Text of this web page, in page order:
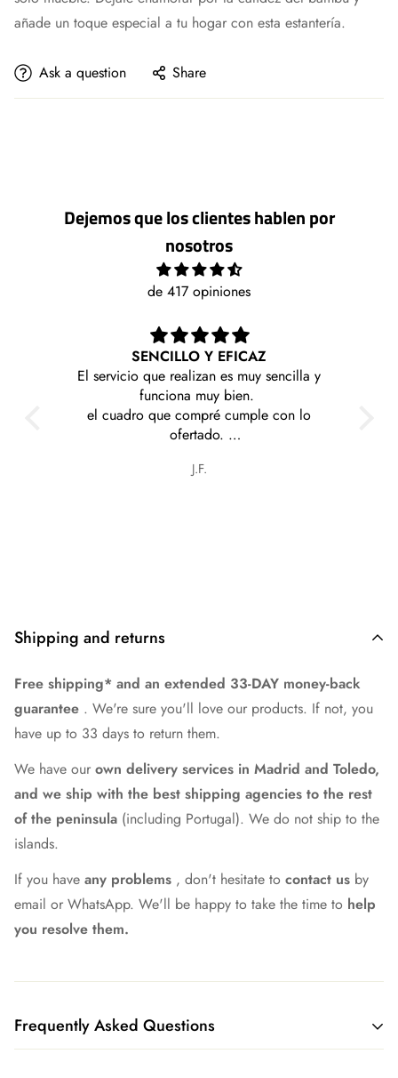
añade un toque especial a tu hogar con esta estantería.
Ask a question Share
Dejemos que los clientes hablen por
nosotros
de 417 opiniones
SENCILLO Y EFICAZ
que realizan es muy sencilla y
funciona muy bien.
que compré cumple con lo
Me llegaron rapido y
contenta con
Shipping and returns
Free shipping* and an extended 33-DAY money-back
guarantee . We're sure you'll love our products. If not, you
have up to 33 days to return them.
We have our own delivery services in Madrid and Toledo,
and we ship with the best shipping agencies to the rest
of the peninsula (including Portugal). We do not ship to the
islands.
If you have any problems , don't hesitate to contact us by
email or WhatsApp. We'll be happy to take the time to help
you resolve them.
Frequently Asked Questions